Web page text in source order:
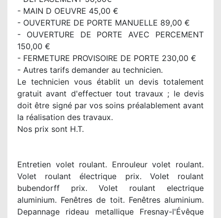
- MAIN D OEUVRE 45,00 €
- OUVERTURE DE PORTE MANUELLE 89,00 €
- OUVERTURE DE PORTE AVEC PERCEMENT
150,00 €
- FERMETURE PROVISOIRE DE PORTE 230,00 €
- Autres tarifs demander au technicien.
Le technicien vous établit un devis totalement
gratuit avant d'effectuer tout travaux ; le devis
doit être signé par vos soins préalablement avant
la réalisation des travaux.
Nos prix sont H.T.
Entretien volet roulant. Enrouleur volet roulant.
Volet roulant électrique prix. Volet roulant
bubendorff prix. Volet roulant electrique
aluminium. Fenêtres de toit. Fenêtres aluminium.
Depannage rideau metallique Fresnay-l'Évêque